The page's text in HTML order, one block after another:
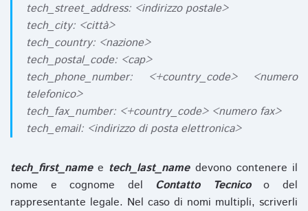
tech_street_address: <indirizzo postale>
tech_city: <città>
tech_country: <nazione>
tech_postal_code: <cap>
tech_phone_number: <+country_code> <numero
telefonico>
tech_fax_number: <+country_code> <numero fax>
tech_email: <indirizzo di posta elettronica>
tech_first_namee tech_last_namedevono contenere il
nome e cognome del Contatto Tecnicoo del
rappresentante legale. Nel caso di nomi multipli, scriverli